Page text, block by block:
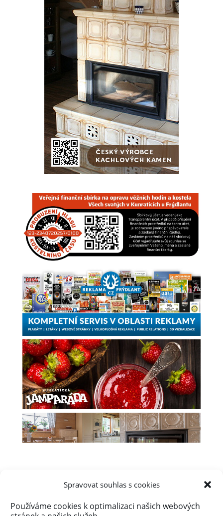
Spravovat souhlas s cookies
Používáme cookies k optimalizaci našich webových
Úvod Obsah webu Aktuálně